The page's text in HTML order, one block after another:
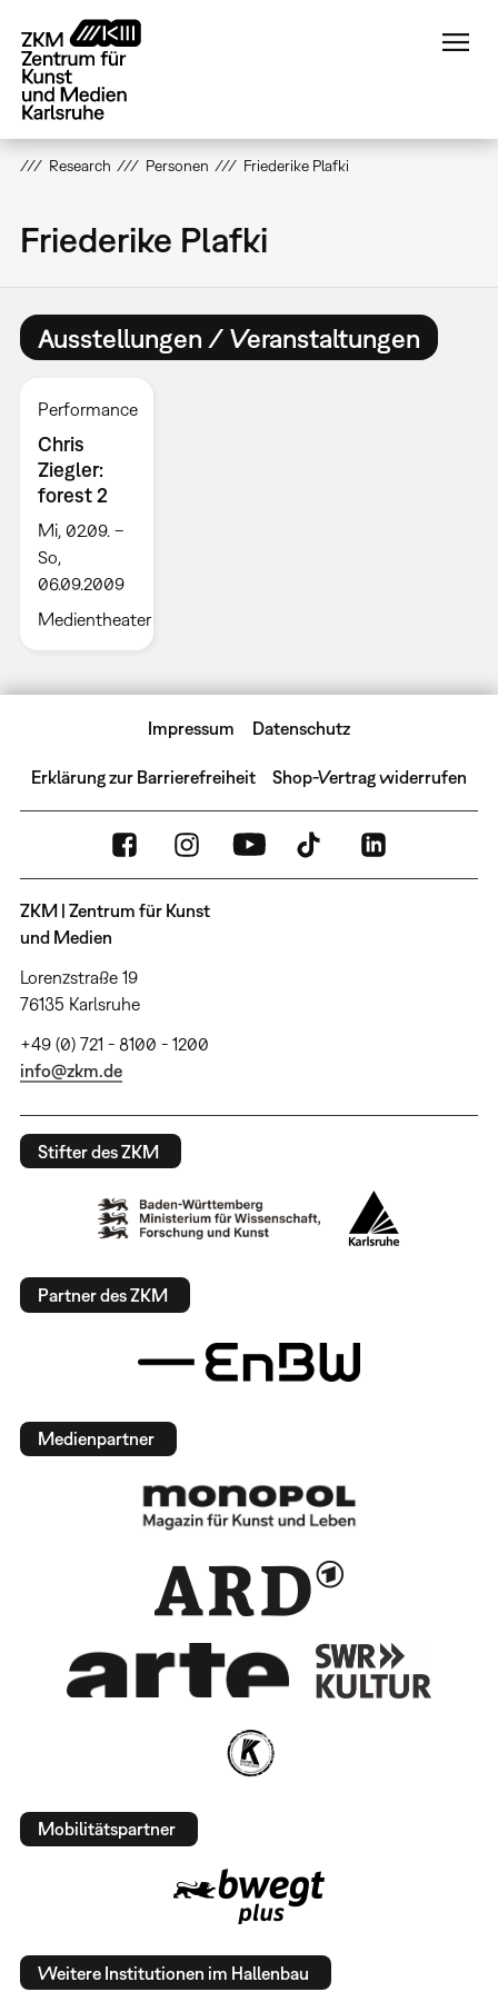
zum
Inhalt
Research Personen Friederike Plafki
Friederike Plafki
Ausstellungen / Veranstaltungen
Performance
Chris
Ziegler:
forest 2
Mi, 02.09. –
So,
06.09.2009
Medientheater
Impressum Datenschutz
Erklärung zur Barrierefreiheit Shop-Vertrag widerrufen
ZKM | Zentrum für Kunst
und Medien
Lorenzstraße 19
76135 Karlsruhe
+49 (0) 721 - 8100 - 1200
info@zkm.de
Stifter des ZKM
Partner des ZKM
Medienpartner
Mobilitätspartner
Weitere Institutionen im Hallenbau